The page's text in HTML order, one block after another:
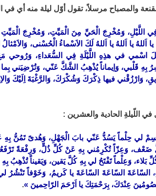
والمصباح مرسلاً، تقول أوّل ليلة منه أي في
فِي اللَّيْلِ، وَمُخْرِجَ الْحَيِّ مِنَ الْمَيِّتِ، وَمُخْرِجَ
يا اَللهُ يا اَللهُ لَكَ الاَسْماءُ الْحُسْنى، وَالاَمْثالُ
في هذِهِ اللَّيْلَةِ فِي السُّعَداءِ، وَرُوحي
بِهِ قَلْبي، وَاِيماناً يُذْهِبُ الشَّكَّ عَنّي، وَتُرْضِيَني
وَارْزُقْني فيها ذِكْرَكَ وَشُكْرَكَ، وَالرَّغْبَةَ اِلَيْكَ
اللّيلةِ الحادية والعشرين :
لي حِلْماً يَسُدُّ عَنّي بابَ الْجَهْلِ، وَهُدىً تَمُنُّ
ضَعْف، وَعِزّاً تُكْرِمُني بِهِ عَنْ كُلِّ ذُلٍّ، وَرِفْعَةً
وَعِلْماً تَفْتَحُ لي بِهِ كُلَّ يَقين، وَيَقيناً
السّاعَةَ السّاعَةَ السّاعَةَ يا كَريمُ، وَخَوْفاً
عِنْدَكَ، بِرَحْمَتِكَ يا اَرْحَمَ الرّاحِمينَ ».